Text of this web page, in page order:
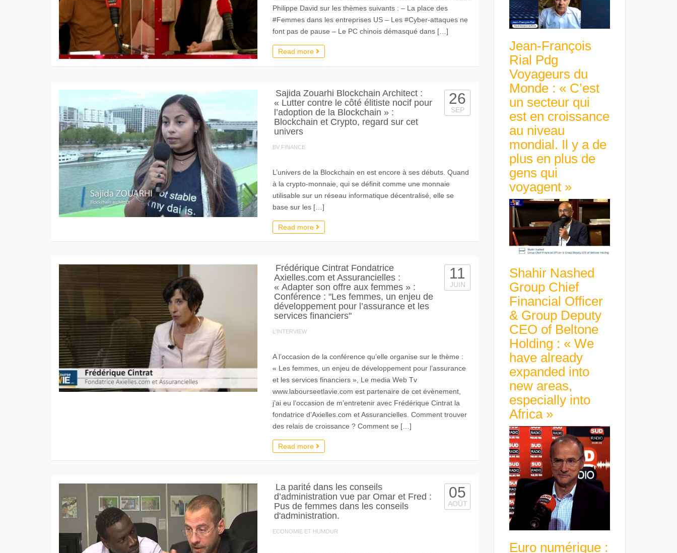
Philippe David sur les thèmes suivants : – La place des
#Femmes dans les entreprises US – Les #Cyber-attaques ne
font pas de pause – Le PC chinois démasqué dans […]
Read more
Sajida Zouarhi Blockchain Architect :
« Lutter contre le côté élitiste nocif pour
l’adoption de la Blockchain » :
Blockchain et Crypto, regard sur cet
univers
BV FINANCE
26
SEP
L’univers de la Blockchain en est encore à ses débuts. Quand
à la crypto-monnaie, qui se définit comme une monnaie
utilisable sur un réseau informatique décentralisé, elle se
base sur les […]
Read more
Frédérique Cintrat Fondatrice
Axielles.com et Assurancielles :
« Adapter son offre aux femmes » :
Conférence : "Les femmes, un enjeu de
développement pour l’assurance et les
services financiers"
L'INTERVIEW
11
JUIN
A l’occasion de la conférence qu’elle organise sur le thème :
« Les femmes, un enjeu de développement pour l’assurance
et les services financiers », Le media Web Tv
www.labourseetlavie.com est partenaire de cet évènement,
j’ai eu l’occasion de m’entretenir avec Frédérique Cintrat la
fondatrice d’Axielles.com et Assurancielles. Comment trouver
des relais de croissance ? Comment se […]
Read more
La parité dans les conseils
d’administration vue par Omar et Fred :
Pus de femmes dans les conseils
d'administration.
ECONOMIE ET HUMOUR
05
AOÛT
Jean-François
Rial Pdg
Voyageurs du
Monde : « C’est
un secteur qui
est en croissance
au niveau
mondial. Il y a de
plus en plus de
gens qui
voyagent »
Shahir Nashed
Group Chief
Financial Officer
& Group Deputy
CEO of Beltone
Holding : « We
have already
expanded into
new areas,
especially into
Africa »
Euro numérique :